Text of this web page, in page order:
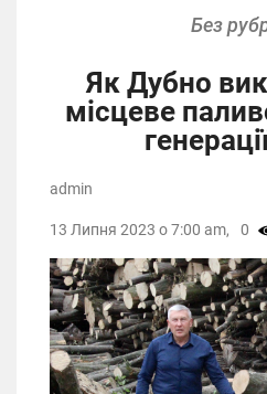
Без
Як Дубно
місцеве
admin
13 Липня 2023 о 7:00 am, 0